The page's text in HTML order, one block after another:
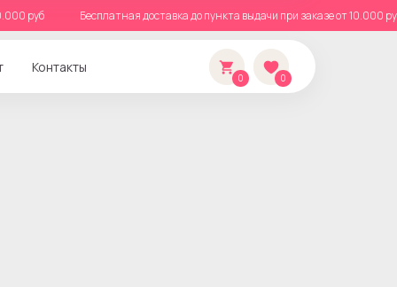
руб Бесплатная доставка до пункта выдачи при заказе от
Контакты
0
0